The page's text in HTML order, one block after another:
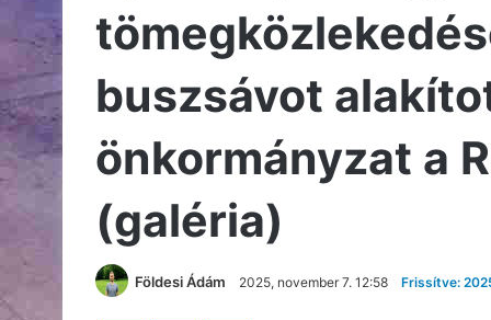
buszsávot
önkormányzat a
(galéria)
Földesi Ádám 2025, november 7. 12:58 Frissítve: